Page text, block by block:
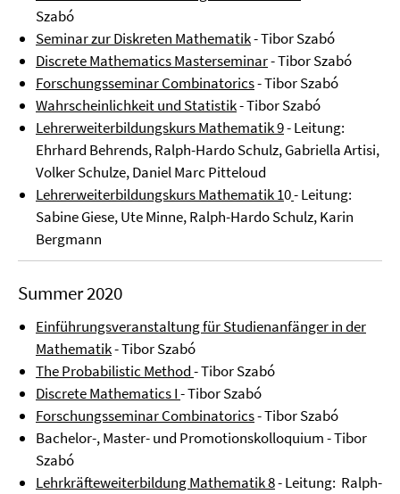
Szabó
Seminar zur Diskreten Mathematik- Tibor Szabó
Discrete Mathematics Masterseminar- Tibor Szabó
Forschungsseminar Combinatorics- Tibor Szabó
Wahrscheinlichkeit und Statistik- Tibor Szabó
Lehrerweiterbildungskurs Mathematik 9- Leitung:
Ehrhard Behrends, Ralph-Hardo Schulz, Gabriella Artisi,
Volker Schulze, Daniel Marc Pitteloud
Lehrerweiterbildungskurs Mathematik 10- Leitung:
Sabine Giese, Ute Minne, Ralph-Hardo Schulz, Karin
Bergmann
Summer 2020
Einführungsveranstaltung für Studienanfänger in der
Mathematik- Tibor Szabó
The Probabilistic Method- Tibor Szabó
Discrete Mathematics I- Tibor Szabó
Forschungsseminar Combinatorics- Tibor Szabó
Bachelor-, Master- und Promotionskolloquium - Tibor
Szabó
Lehrkräfteweiterbildung Mathematik 8- Leitung: Ralph-